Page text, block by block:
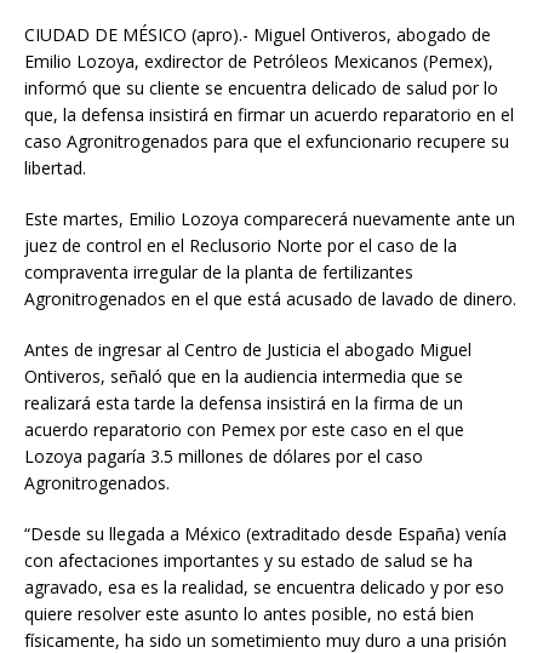
CIUDAD DE MÉSICO (apro).- Miguel Ontiveros, abogado de
Emilio Lozoya, exdirector de Petróleos Mexicanos (Pemex),
informó que su cliente se encuentra delicado de salud por lo
que, la defensa insistirá en firmar un acuerdo reparatorio en el
caso Agronitrogenados para que el exfuncionario recupere su
libertad.
Este martes, Emilio Lozoya comparecerá nuevamente ante un
juez de control en el Reclusorio Norte por el caso de la
compraventa irregular de la planta de fertilizantes
Agronitrogenados en el que está acusado de lavado de dinero.
Antes de ingresar al Centro de Justicia el abogado Miguel
Ontiveros, señaló que en la audiencia intermedia que se
realizará esta tarde la defensa insistirá en la firma de un
acuerdo reparatorio con Pemex por este caso en el que
Lozoya pagaría 3.5 millones de dólares por el caso
Agronitrogenados.
“Desde su llegada a México (extraditado desde España) venía
con afectaciones importantes y su estado de salud se ha
agravado, esa es la realidad, se encuentra delicado y por eso
quiere resolver este asunto lo antes posible, no está bien
físicamente, ha sido un sometimiento muy duro a una prisión